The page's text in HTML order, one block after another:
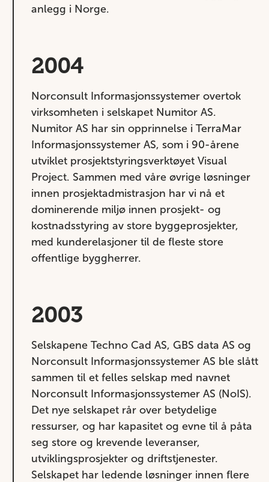
anlegg i Norge.
2004
Norconsult Informasjonssystemer overtok
virksomheten i selskapet Numitor AS.
Numitor AS har sin opprinnelse i TerraMar
Informasjonssystemer AS, som i 90-årene
utviklet prosjektstyringsverktøyet Visual
Project. Sammen med våre øvrige løsninger
innen prosjektadmistrasjon har vi nå et
dominerende miljø innen prosjekt- og
kostnadsstyring av store byggeprosjekter,
med kunderelasjoner til de fleste store
offentlige byggherrer.
2003
Selskapene Techno Cad AS, GBS data AS og
Norconsult Informasjonssystemer AS ble slått
sammen til et felles selskap med navnet
Norconsult Informasjonssystemer AS (NoIS).
Det nye selskapet rår over betydelige
ressurser, og har kapasitet og evne til å påta
seg store og krevende leveranser,
utviklingsprosjekter og driftstjenester.
Selskapet har ledende løsninger innen flere